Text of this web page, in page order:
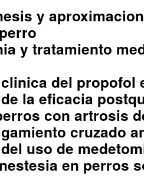
y
y tratamiento
del propofol
la eficacia
con artrosis
cruzado
uso de
en perros